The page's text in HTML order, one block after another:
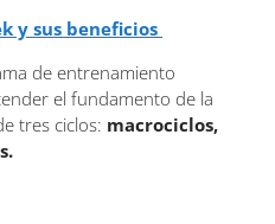
y sus beneficios
de entrenamiento
el fundamento de la
tres ciclos: macrociclos,